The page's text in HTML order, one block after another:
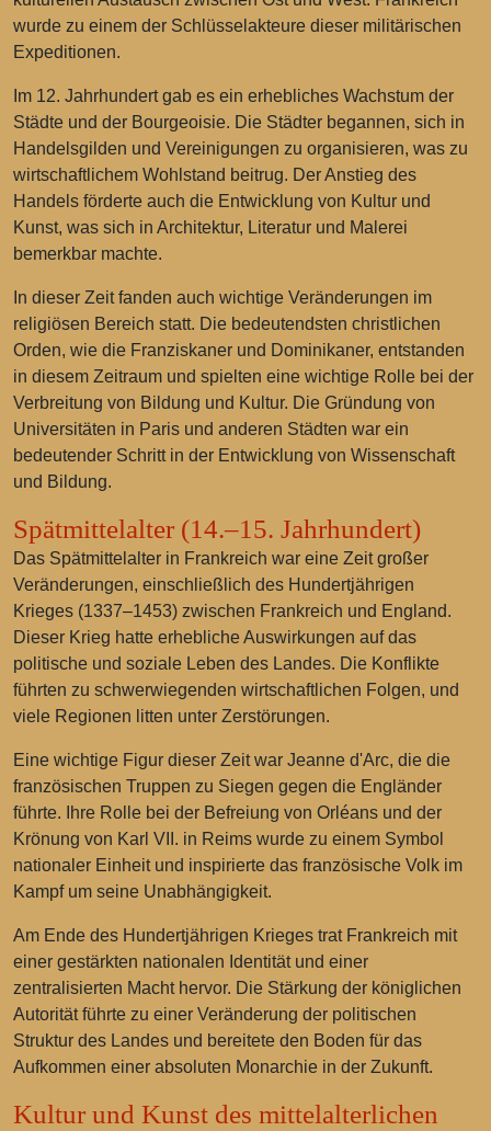
wurde zu einem der Schlüsselakteure dieser militärischen
Expeditionen.
Im 12. Jahrhundert gab es ein erhebliches Wachstum der
Städte und der Bourgeoisie. Die Städter begannen, sich in
Handelsgilden und Vereinigungen zu organisieren, was zu
wirtschaftlichem Wohlstand beitrug. Der Anstieg des
Handels förderte auch die Entwicklung von Kultur und
Kunst, was sich in Architektur, Literatur und Malerei
bemerkbar machte.
In dieser Zeit fanden auch wichtige Veränderungen im
religiösen Bereich statt. Die bedeutendsten christlichen
Orden, wie die Franziskaner und Dominikaner, entstanden
in diesem Zeitraum und spielten eine wichtige Rolle bei der
Verbreitung von Bildung und Kultur. Die Gründung von
Universitäten in Paris und anderen Städten war ein
bedeutender Schritt in der Entwicklung von Wissenschaft
und Bildung.
Spätmittelalter (14.–15. Jahrhundert)
Das Spätmittelalter in Frankreich war eine Zeit großer
Veränderungen, einschließlich des Hundertjährigen
Krieges (1337–1453) zwischen Frankreich und England.
Dieser Krieg hatte erhebliche Auswirkungen auf das
politische und soziale Leben des Landes. Die Konflikte
führten zu schwerwiegenden wirtschaftlichen Folgen, und
viele Regionen litten unter Zerstörungen.
Eine wichtige Figur dieser Zeit war Jeanne d'Arc, die die
französischen Truppen zu Siegen gegen die Engländer
führte. Ihre Rolle bei der Befreiung von Orléans und der
Krönung von Karl VII. in Reims wurde zu einem Symbol
nationaler Einheit und inspirierte das französische Volk im
Kampf um seine Unabhängigkeit.
Am Ende des Hundertjährigen Krieges trat Frankreich mit
einer gestärkten nationalen Identität und einer
zentralisierten Macht hervor. Die Stärkung der königlichen
Autorität führte zu einer Veränderung der politischen
Struktur des Landes und bereitete den Boden für das
Aufkommen einer absoluten Monarchie in der Zukunft.
Kultur und Kunst des mittelalterlichen